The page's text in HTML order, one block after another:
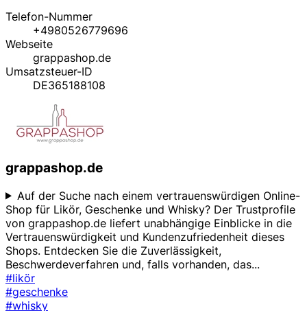
Telefon-Nummer
+4980526779696
Webseite
grappashop.de
Umsatzsteuer-ID
DE365188108
grappashop.de
Auf der Suche nach einem vertrauenswürdigen Online-
Shop für Likör, Geschenke und Whisky? Der Trustprofile
von grappashop.de liefert unabhängige Einblicke in die
Vertrauenswürdigkeit und Kundenzufriedenheit dieses
Shops. Entdecken Sie die Zuverlässigkeit,
Beschwerdeverfahren und, falls vorhanden, das...
#likör
#geschenke
#whisky